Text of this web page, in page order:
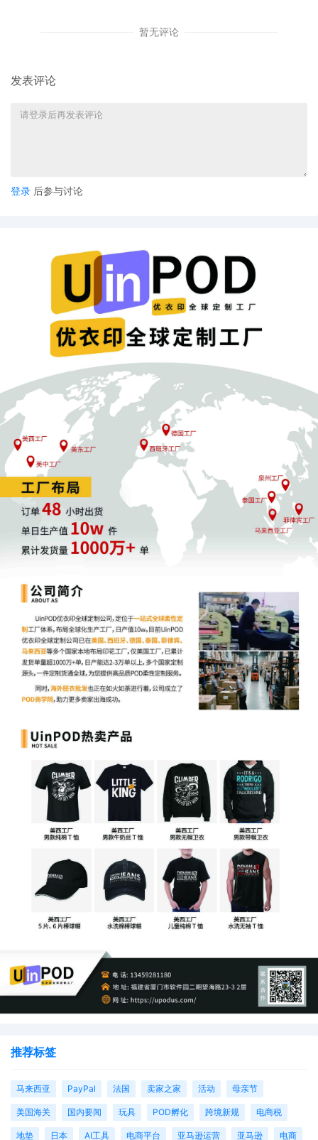
之路。正如杨绛所说：“所谓见过世面，不是去某个高级餐厅吃个
展开的时候，你的那份宁静与坦然。”当有人负了你，向前看，提升
暂无评论
发表评论
登录 后参与讨论
推荐标签
马来西亚 PayPal 法国 卖家之家 活动 母亲节
美国海关 国内要闻 玩具 POD孵化 跨境新规 电商税
地垫 日本 AI工具 电商平台 亚马逊运营 亚马逊 电商